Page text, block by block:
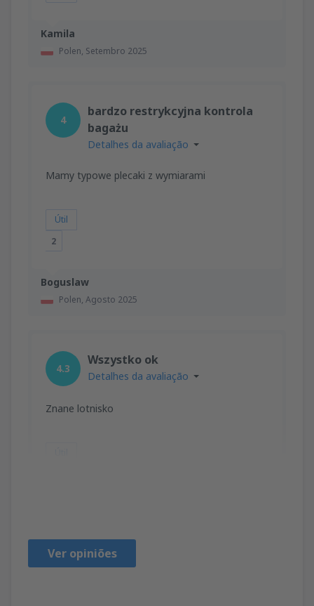
Kamila
Polen, Setembro 2025
Boguslaw
Polen, Agosto 2025
4
bardzo restrykcyjna kontrola
bagażu
Detalhes da avaliação
Mamy typowe plecaki z wymiarami
Útil
2
4.3
Wszystko ok
Detalhes da avaliação
Znane lotnisko
Ver opiniões